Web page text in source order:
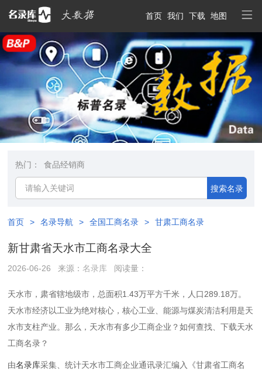
首页 我们 下载 地图
热门： 食品经销商
搜索名录
首页 > 名录导航 > 全国工商名录 > 甘肃工商名录
新甘肃省天水市工商名录大全
2026-06-26 来源：名录库 阅读量：
天水市，肃省辖地级市，总面积1.43万平方千米，人口289.18万。
天水市经济以‌工业‌为绝对核心，核心工业、能源与煤炭清洁利用是天
水市支柱产业。那么，天水市有多少工商企业？如何查找、下载天水
工商名录？
由名录库采集、统计天水市工商企业通讯录汇编入《甘肃省工商名